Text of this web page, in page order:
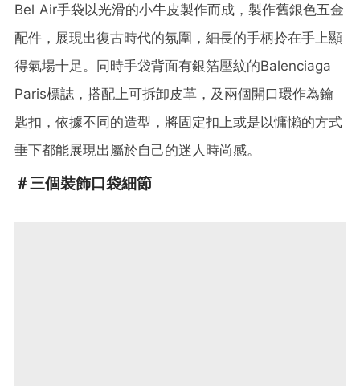
Bel Air手袋以光滑的小牛皮製作而成，製作舊銀色五金
配件，展現出復古時代的氛圍，細長的手柄拎在手上顯
得氣場十足。同時手袋背面有銀箔壓紋的Balenciaga
Paris標誌，搭配上可拆卸皮革，及兩個開口環作為鑰
匙扣，依據不同的造型，將固定扣上或是以慵懶的方式
垂下都能展現出屬於自己的迷人時尚感。
＃三個裝飾口袋細節